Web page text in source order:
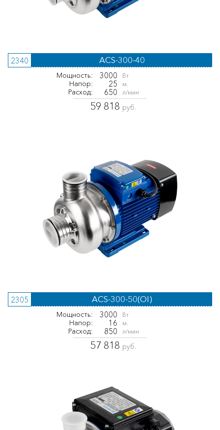
2340 ACS-300-40
Мощность: 3000 Вт
Напор: 25 м.
Расход: 650 л/мин
59 818 руб.
2305 ACS-300-50(OI)
Мощность: 3000 Вт
Напор: 16 м.
Расход: 850 л/мин
57 818 руб.